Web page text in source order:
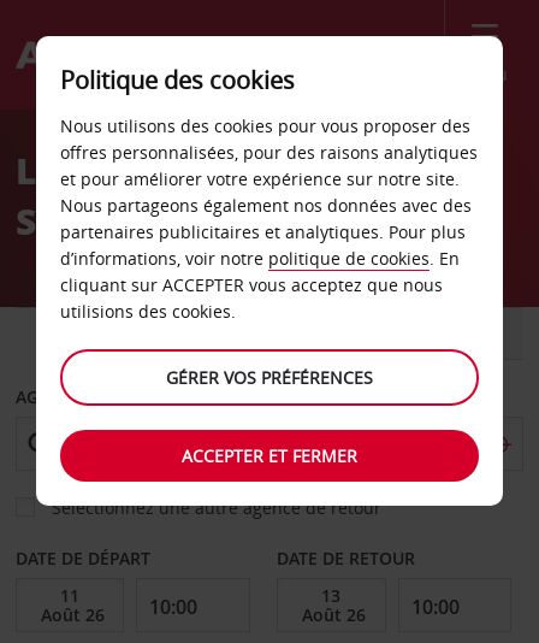
Menu
Welcome
AvisLocation de voiture
Stafford
AGENCE DE DÉPART
Sélectionnez une autre agence de retour
DATE DE DÉPART DATE DE RETOUR
Politique des cookies
Nous utilisons des cookies pour vous proposer des
offres personnalisées, pour des raisons analytiques
et pour améliorer votre expérience sur notre site.
Nous partageons également nos données avec des
partenaires publicitaires et analytiques. Pour plus
d’informations, voir notre politique de cookies. En
cliquant sur ACCEPTER vous acceptez que nous
utilisions des cookies.
GÉRER VOS PRÉFÉRENCES
ACCEPTER ET FERMER